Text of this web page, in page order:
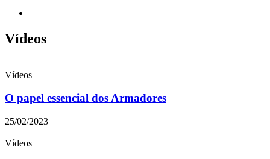
Vídeos
Vídeos
O papel essencial dos Armadores
25/02/2023
Vídeos